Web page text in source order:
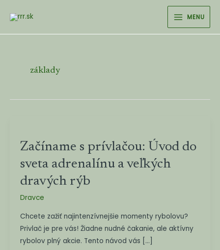
MAIN
MENU
MENU
základy
Začíname s prívlačou: Úvod do
sveta adrenalínu a veľkých
dravých rýb
Dravce
Chcete zažiť najintenzívnejšie momenty rybolovu?
Privlač je pre vás! Žiadne nudné čakanie, ale aktívny
rybolov plný akcie. Tento návod vás […]
prívlačou:
sveta
adrenalínu
veľkých
dravých
rýb